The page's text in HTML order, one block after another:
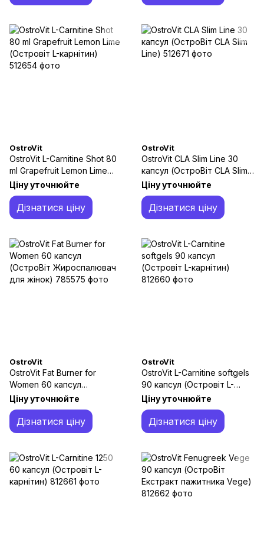
OstroVit
OstroVit L-Carnitine Shot 80
ml Grapefruit Lemon Lime
(Островіт L-карнітин)
Ціну уточнюйте
Дізнатися ціну
OstroVit
OstroVit CLA Slim Line 30
капсул (ОстроВіт CLA Slim
Line)
Ціну уточнюйте
Дізнатися ціну
OstroVit
OstroVit Fat Burner for
Women 60 капсул
(ОстроВіт Жироспалювач
для жінок)
Ціну уточнюйте
Дізнатися ціну
OstroVit
OstroVit L-Carnitine softgels
90 капсул (Островіт L-
карнітин)
Ціну уточнюйте
Дізнатися ціну